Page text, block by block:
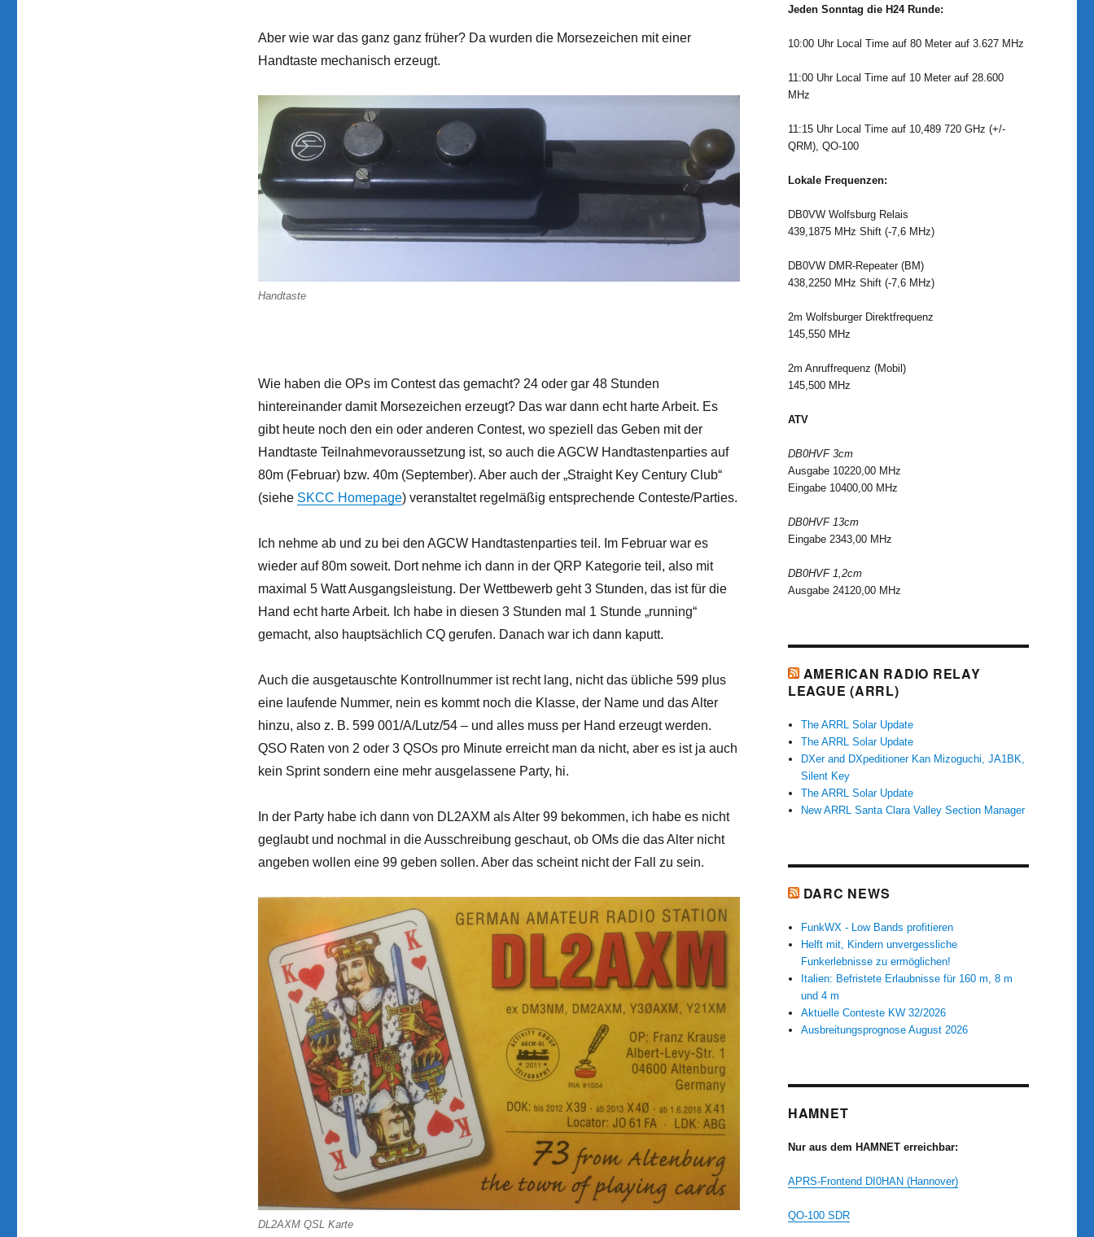
Aber wie war das ganz ganz früher? Da wurden die Morsezeichen mit einer
Handtaste mechanisch erzeugt.
Handtaste
Wie haben die OPs im Contest das gemacht? 24 oder gar 48 Stunden
hintereinander damit Morsezeichen erzeugt? Das war dann echt harte Arbeit. Es
gibt heute noch den ein oder anderen Contest, wo speziell das Geben mit der
Handtaste Teilnahmevoraussetzung ist, so auch die AGCW Handtastenparties auf
80m (Februar) bzw. 40m (September). Aber auch der „Straight Key Century Club“
(siehe SKCC Homepage) veranstaltet regelmäßig entsprechende Conteste/Parties.
Ich nehme ab und zu bei den AGCW Handtastenparties teil. Im Februar war es
wieder auf 80m soweit. Dort nehme ich dann in der QRP Kategorie teil, also mit
maximal 5 Watt Ausgangsleistung. Der Wettbewerb geht 3 Stunden, das ist für die
Hand echt harte Arbeit. Ich habe in diesen 3 Stunden mal 1 Stunde „running“
gemacht, also hauptsächlich CQ gerufen. Danach war ich dann kaputt.
Auch die ausgetauschte Kontrollnummer ist recht lang, nicht das übliche 599 plus
eine laufende Nummer, nein es kommt noch die Klasse, der Name und das Alter
hinzu, also z. B. 599 001/A/Lutz/54 – und alles muss per Hand erzeugt werden.
QSO Raten von 2 oder 3 QSOs pro Minute erreicht man da nicht, aber es ist ja auch
kein Sprint sondern eine mehr ausgelassene Party, hi.
In der Party habe ich dann von DL2AXM als Alter 99 bekommen, ich habe es nicht
geglaubt und nochmal in die Ausschreibung geschaut, ob OMs die das Alter nicht
angeben wollen eine 99 geben sollen. Aber das scheint nicht der Fall zu sein.
DL2AXM QSL Karte
Jeden Sonntag die H24 Runde:
10:00 Uhr Local Time auf 80 Meter auf 3.627 MHz
11:00 Uhr Local Time auf 10 Meter auf 28.600
MHz
11:15 Uhr Local Time auf 10,489 720 GHz (+/-
QRM), QO-100
Lokale Frequenzen:
DB0VW Wolfsburg Relais
439,1875 MHz Shift (-7,6 MHz)
DB0VW DMR-Repeater (BM)
438,2250 MHz Shift (-7,6 MHz)
2m Wolfsburger Direktfrequenz
145,550 MHz
2m Anruffrequenz (Mobil)
145,500 MHz
ATV
DB0HVF 3cm
Ausgabe 10220,00 MHz
Eingabe 10400,00 MHz
DB0HVF 13cm
Eingabe 2343,00 MHz
DB0HVF 1,2cm
Ausgabe 24120,00 MHz
AMERICAN RADIO RELAY
LEAGUE (ARRL)
The ARRL Solar Update
The ARRL Solar Update
DXer and DXpeditioner Kan Mizoguchi, JA1BK,
Silent Key
The ARRL Solar Update
New ARRL Santa Clara Valley Section Manager
DARC NEWS
FunkWX - Low Bands profitieren
Helft mit, Kindern unvergessliche
Funkerlebnisse zu ermöglichen!
Italien: Befristete Erlaubnisse für 160 m, 8 m
und 4 m
Aktuelle Conteste KW 32/2026
Ausbreitungsprognose August 2026
HAMNET
Nur aus dem HAMNET erreichbar:
APRS-Frontend DI0HAN (Hannover)
QO-100 SDR